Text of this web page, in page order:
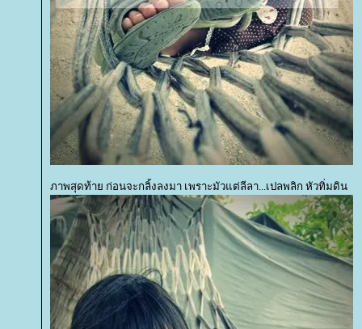
ภาพสุดท้าย ก่อนจะกลิ้งลงมา เพราะมัวแต่ลีลา...เปลพลิก หัวทิ่มดิน